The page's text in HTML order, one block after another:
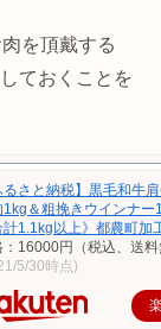
を頂戴する
しておくことを
るさと納税】黒毛和牛
1kg＆粗挽きウインナー
計1.1kg以上》都農町加
：16000円（税込、送
5/30時点)